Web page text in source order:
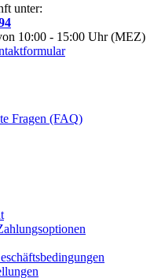
unter:
10:00 - 15:00 Uhr (MEZ)
Fragen (FAQ)